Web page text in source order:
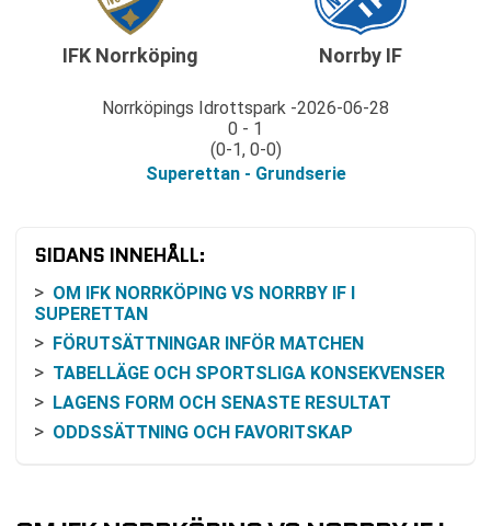
IFK Norrköping
Norrköpings Idrottspark 2026-06-28
0 - 1
(0-1, 0-0)
Superettan - Grundserie
Norrby IF
SIDANS INNEHÅLL:
OM IFK NORRKÖPING VS NORRBY IF I
SUPERETTAN
FÖRUTSÄTTNINGAR INFÖR MATCHEN
TABELLÄGE OCH SPORTSLIGA KONSEKVENSER
LAGENS FORM OCH SENASTE RESULTAT
ODDSSÄTTNING OCH FAVORITSKAP